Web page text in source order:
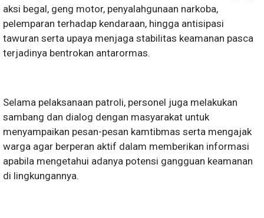
aksi begal, geng motor, penyalahgunaan narkoba,
pelemparan terhadap kendaraan, hingga antisipasi
tawuran serta upaya menjaga stabilitas keamanan pasca
terjadinya bentrokan antarormas.
Selama pelaksanaan patroli, personel juga melakukan
sambang dan dialog dengan masyarakat untuk
menyampaikan pesan-pesan kamtibmas serta mengajak
warga agar berperan aktif dalam memberikan informasi
apabila mengetahui adanya potensi gangguan keamanan
di lingkungannya.